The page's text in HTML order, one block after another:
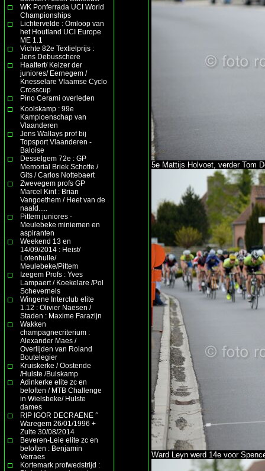
WK Ponferrada UCI World
Championships
Lichtervelde : Omloop van
het Houtland UCI Europe
ME 1.1
Vichte 82e Textielprijs :
Jens Debusschere
Haaltert/ Keizer der
juniores/ Eernegem /
Knesselare Vlaamse Cyclo
Crosscup
Pino Cerami overleden
Koolskamp : 99e
Kampioenschap van
Vlaanderen
Jens Wallays prof bij
Topsport Vlaanderen -
Baloise
Desselgem 72e : GP
Memorial Briek Schotte /
Gits / Carlos Nottebaert
Zwevegem profs GP
Marcel Kint : Brian
Vangoethem / Heet van de
naald.....
Pittem juniores -
Meulebeke miniemen en
aspiranten
Weekend 13 en
14/09/2014 : Heist/
Lotenhulle/
Meulebeke/Pittem
Izegem Profs : Yves
Lampaert / Koekelare /Pol
Schevernels
Wingene Interclub elite
1.12 : Olivier Naesen /
Staden : Maxime Farazijn
Wakken
champagnecriterium :
Alexander Maes /
Overlijden van Roland
Boutelegier
Kruiskerke / Oostende
/Hulste /Bulskamp
Adinkerke elite zc en
beloften / MTB Challenge
in Wielsbeke/ Hulste
dames
RIP IGOR DECRAENE °
Waregem 26/01/1996 +
Zulte 30/08/2014
Beveren-Leie elite zc en
beloften : Benjamin
Verraes
Kortemark profwedstrijd :
5e Mattijs Holvoet, verder Tom
Ward Leyn werd 14e voor